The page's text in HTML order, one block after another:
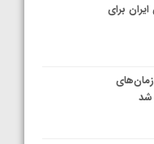
برای
شد